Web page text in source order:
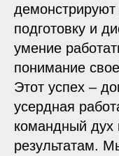
подготовку и
умение
понимание
Этот успех –
усердная
командный дух
результатам.